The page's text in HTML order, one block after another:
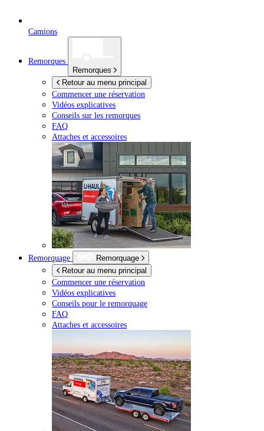
Camions
Remorques
Remorques
Retour au menu principal
Commencer une réservation
Vidéos explicatives
Conseils sur les remorques
FAQ
Attaches et accessoires
Remorquage
Remorquage
Retour au menu principal
Commencer une réservation
Vidéos explicatives
Conseils pour le remorquage
FAQ
Attaches et accessoires